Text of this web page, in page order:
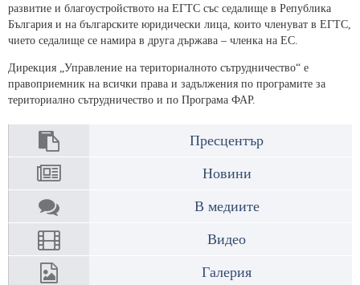
развитие и благоустройството на ЕГТС със седалище в Република
България и на българските юридически лица, които членуват в ЕГТС,
чието седалище се намира в друга държава – членка на ЕС.
Дирекция „Управление на териториалното сътрудничество“ е
правоприемник на всички права и задължения по програмите за
териториално сътрудничество и по Програма ФАР.
Пресцентър
Новини
В медиите
Видео
Галерия